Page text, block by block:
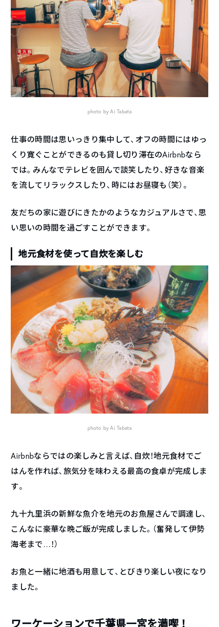
photo by Ai Tabata
仕事の時間は思いっきり集中して、オフの時間にはゆっ
くり寛ぐことができるのも貸し切り滞在のAirbnbなら
では。みんなでテレビを囲んで談笑したり、好きな音楽
を流してリラックスしたり、時にはお昼寝も（笑）。
友だちの家に遊びにきたかのようなカジュアルさで、思
い思いの時間を過ごすことができます。
地元食材を使って自炊を楽しむ
photo by Ai Tabata
Airbnbならではの楽しみと言えば、自炊！地元食材でご
はんを作れば、旅気分を味わえる最高の食卓が完成しま
す。
九十九里浜の新鮮な魚介を地元のお魚屋さんで調達し、
こんなに豪華な晩ご飯が完成しました。（奮発して伊勢
海老まで…！）
お魚と一緒に地酒も用意して、とびきり楽しい夜になり
ました。
ワーケーションで千葉県一宮を満喫！